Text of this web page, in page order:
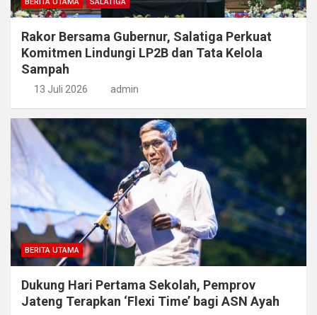
BERITA UTAMA SALATIGA
Rakor Bersama Gubernur, Salatiga Perkuat
Komitmen Lindungi LP2B dan Tata Kelola
Sampah
13 Juli 2026 admin
BERITA UTAMA
Dukung Hari Pertama Sekolah, Pemprov
Jateng Terapkan ‘Flexi Time’ bagi ASN Ayah